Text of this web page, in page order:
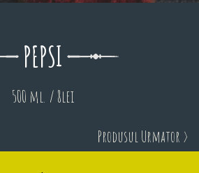
PEPSI
500 ml. / 8lei
Produsul Urmator >